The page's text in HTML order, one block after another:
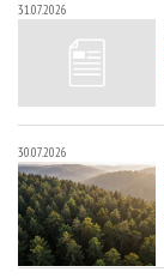
31.07.2026
30.07.2026